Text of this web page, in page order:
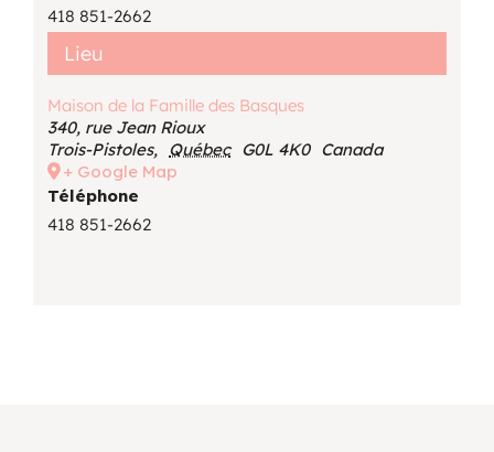
Lieu
Maison de la Famille des Basques
340, rue Jean Rioux
Trois-Pistoles, Québec G0L 4K0 Canada
+ Google Map
Téléphone
418 851-2662
418 851-2662